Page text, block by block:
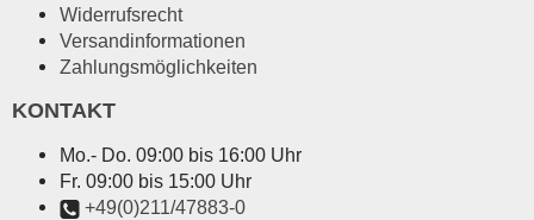
Widerrufsrecht
Versandinformationen
Zahlungsmöglichkeiten
KONTAKT
Mo.- Do. 09:00 bis 16:00 Uhr
Fr. 09:00 bis 15:00 Uhr
+49(0)211/47883-0